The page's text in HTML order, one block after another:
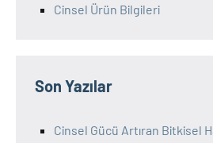
Cinsel Ürün Bilgileri
Son Yazılar
Cinsel Gücü Artıran Bitkisel